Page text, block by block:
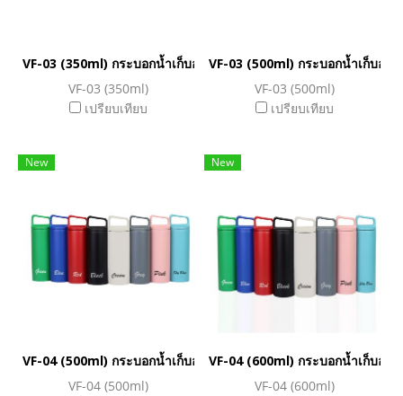
VF-03 (350ml) กระบอกน้ำเก็บอุณหภูมิ
VF-03 (350ml)
เปรียบเทียบ
VF-03 (500ml) กระบอกน้ำเก็บอุณ
VF-03 (500ml)
เปรียบเทียบ
New
VF-04 (500ml) กระบอกน้ำเก็บอุณหภูมิ
VF-04 (500ml)
New
VF-04 (600ml) กระบอกน้ำเก็บอุณ
VF-04 (600ml)